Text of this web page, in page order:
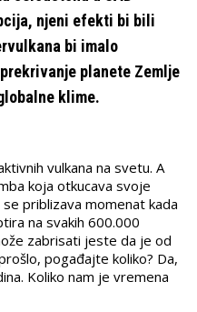
njeni efekti bi bili
bi imalo
planete Zemlje
klime.
vulkana na svetu. A
koja otkucava svoje
priblizava momenat kada
na svakih 600.000
zabrisati jeste da je od
pogađajte koliko? Da,
Koliko nam je vremena